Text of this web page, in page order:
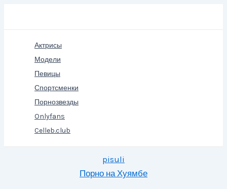
Актрисы
Модели
Певицы
Спортсменки
Порнозвезды
Onlyfans
Celleb.club
pisuli
Порно на Хуямбе